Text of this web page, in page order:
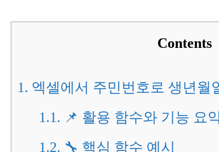
Contents
1. 엑셀에서 주민번호로 생년월
1.1. 📌 활용 함수와 기능 요
1.2. 🔧 핵심 함수 예시